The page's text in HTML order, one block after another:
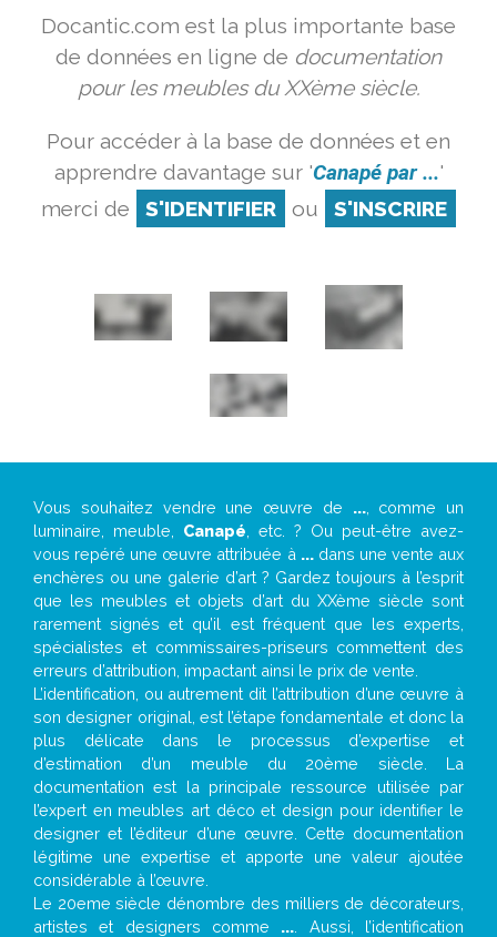
Docantic.com est la plus importante base
de données en ligne de documentation
pour les meubles du XXème siècle.
Pour accéder à la base de données et en
apprendre davantage sur 'Canapé par ...'
merci de
S'IDENTIFIER ou S'INSCRIRE
Vous souhaitez vendre une œuvre de ..., comme un
luminaire, meuble, Canapé , etc. ? Ou peut-être avez-
vous repéré une œuvre attribuée à ...dans une vente aux
enchères ou une galerie d’art ? Gardez toujours à l’esprit
que les meubles et objets d’art du XXème siècle sont
rarement signés et qu’il est fréquent que les experts,
spécialistes et commissaires-priseurs commettent des
erreurs d’attribution, impactant ainsi le prix de vente.
L’identification, ou autrement dit l’attribution d’une œuvre à
son designer original, est l’étape fondamentale et donc la
plus délicate dans le processus d’expertise et
d’estimation d’un meuble du 20ème siècle. La
documentation est la principale ressource utilisée par
l’expert en meubles art déco et design pour identifier le
designer et l’éditeur d’une œuvre. Cette documentation
légitime une expertise et apporte une valeur ajoutée
considérable à l’œuvre.
Le 20eme siècle dénombre des milliers de décorateurs,
artistes et designers comme ... . Aussi, l’identification